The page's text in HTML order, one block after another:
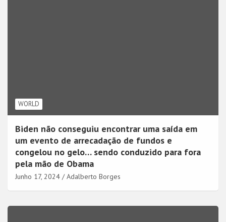
WORLD
Biden não conseguiu encontrar uma saída em
um evento de arrecadação de fundos e
congelou no gelo… sendo conduzido para fora
pela mão de Obama
Junho 17, 2024 Adalberto Borges